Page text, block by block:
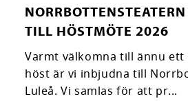
TILL HÖSTMÖTE 2026
Varmt välkomna till ännu
höst är vi inbjudna till
Luleå. Vi samlas för att pr...